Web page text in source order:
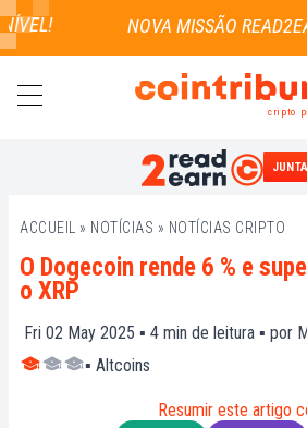
cripto
ACCUEIL » NOTÍCIAS » NOTÍCIAS CRIPTO
O Dogecoin rende 6 % e
o XRP
Fri 02 May 2025 ▪ 4 min de leitura ▪ por
▪ Altcoins
Resumir este artigo